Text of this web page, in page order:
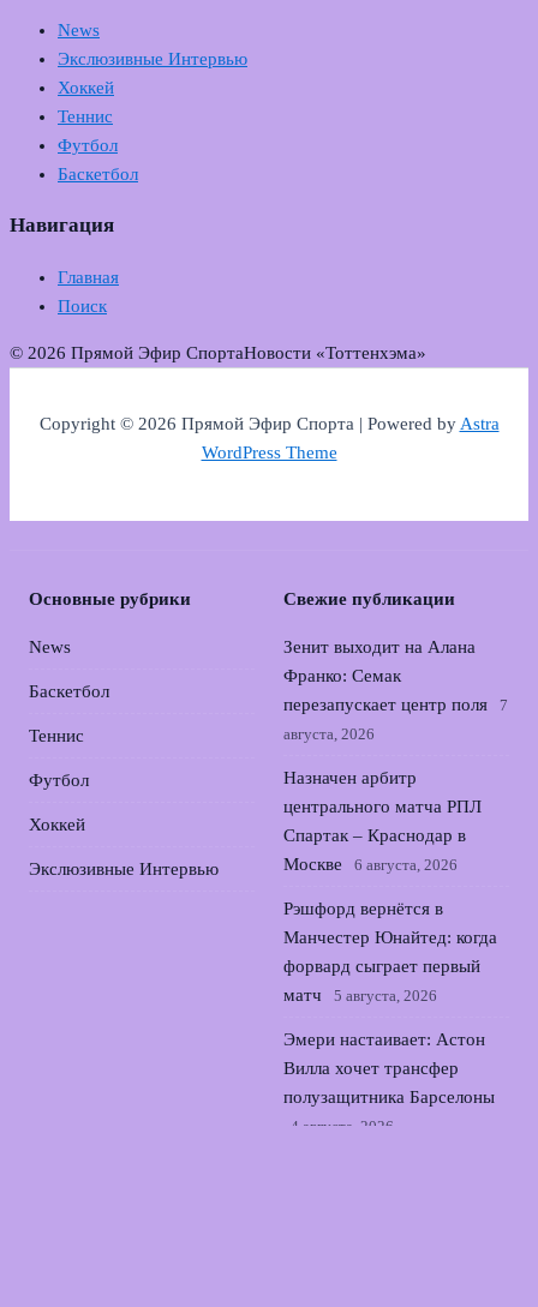
News
Экслюзивные Интервью
Хоккей
Теннис
Футбол
Баскетбол
Навигация
Главная
Поиск
© 2026 Прямой Эфир СпортаНовости «Тоттенхэма»
Copyright © 2026 Прямой Эфир Спорта | Powered byAstra
WordPress Theme
Основные рубрики
News
Баскетбол
Теннис
Футбол
Хоккей
Экслюзивные Интервью
Свежие публикации
Зенит выходит на Алана
Франко: Семак
перезапускает центр поля
7
августа, 2026
Назначен арбитр
центрального матча РПЛ
Спартак – Краснодар в
Москве
6 августа, 2026
Рэшфорд вернётся в
Манчестер Юнайтед: когда
форвард сыграет первый
матч
5 августа, 2026
Эмери настаивает: Астон
Вилла хочет трансфер
полузащитника Барселоны
4 августа, 2026